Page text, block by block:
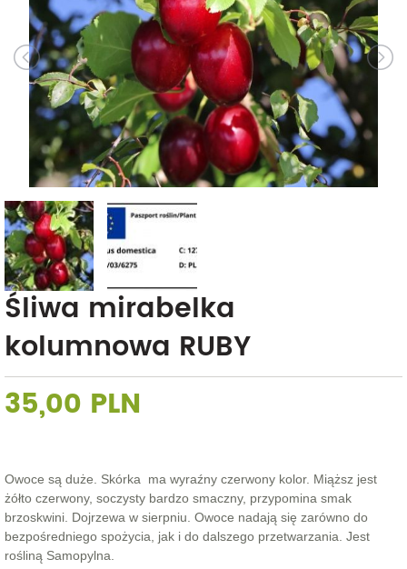
Śliwa mirabelka
kolumnowa RUBY
35,00 PLN
Owoce są duże. Skórka ma wyraźny czerwony kolor. Miąższ jest
żółto czerwony, soczysty bardzo smaczny, przypomina smak
brzoskwini. Dojrzewa w sierpniu. Owoce nadają się zarówno do
bezpośredniego spożycia, jak i do dalszego przetwarzania. Jest
rośliną Samopylna.